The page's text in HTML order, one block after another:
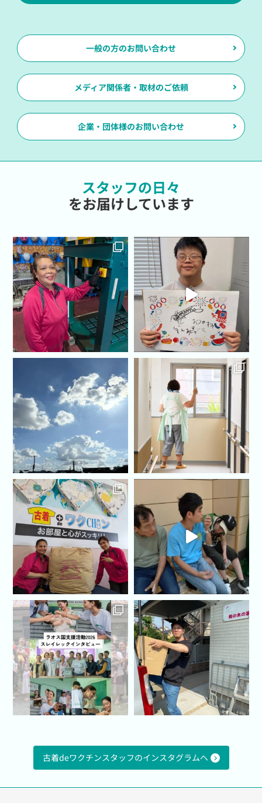
一般の方のお問い合わせ
メディア関係者・取材のご依頼
企業・団体様のお問い合わせ
スタッフの日々
をお届けしています
古着deワクチンスタッフのインスタグラムへ